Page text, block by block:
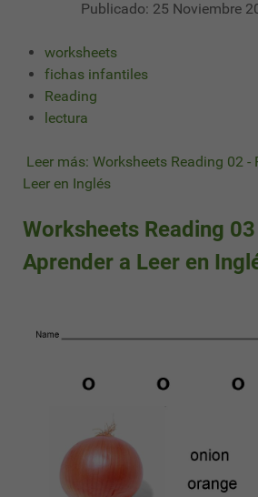
Publicado: 25 Noviembre
worksheets
fichas infantiles
Reading
lectura
Leer más: Worksheets Reading 02 -
Leer en Inglés
Worksheets Reading
Aprender a Leer en